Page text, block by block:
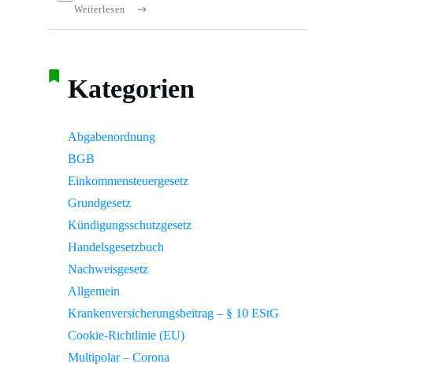
Weiterlesen
Kategorien
Abgabenordnung
BGB
Einkommensteuergesetz
Grundgesetz
Kündigungsschutzgesetz
Handelsgesetzbuch
Nachweisgesetz
Allgemein
Krankenversicherungsbeitrag – § 10 EStG
Cookie-Richtlinie (EU)
Multipolar – Corona